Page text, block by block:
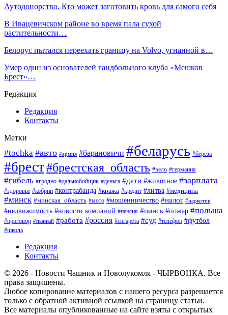
Аутодонорство. Кто может заготовить кровь для самого себя
В Ивацевичском районе во время пала сухой
растительности…
Белорус пытался переехать границу на Volvo, угнанной в…
Умер один из основателей гандбольного клуба «Мешков
Брест»…
Редакция
Редакция
Контакты
Метки
#tochka #авто #армия #барановичи #беларусь #берёза
#брест#брестская_область #вело #германия
#гибель #гродно #дальнобойщик #деньга #дети #животное #зарплата
#здоровье #кобрин #контрабанда #кража #кредит #литва #медицина
#минск #минская_область #мото #мошенничество #налог #наркотик
#недвижимость #новости компаний #пенсия #пинск #пожар #польша
#приговор #пьяный #работа #россия #сигарета #суд #телефон #футбол
#школа
Редакция
Контакты
© 2026 - Новости Чашник и Новолукомля - ЧЫРВОНКА. Все
права защищены.
Любое копирование материалов с нашего ресурса разрешается
только с обратной активной ссылкой на страницу статьи.
Все материалы опубликованные на сайте взяты с открытых